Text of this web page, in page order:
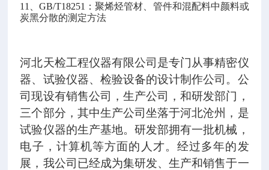
11、GB/T18251：聚烯烃管材、管件和混配料中颜料或
炭黑分散的测定方法
河北天检工程仪器有限公司是专门从事精密仪
器、试验仪器、检验设备的设计制作公司。公
司现设有销售公司，生产公司，和研发部门，
三个部分，其中生产公司坐落于河北沧州，是
试验仪器的生产基地。研发部拥有一批机械，
电子，计算机等方面的人才。经过多年的发
展，我公司已经成为集研发、生产和销售于一